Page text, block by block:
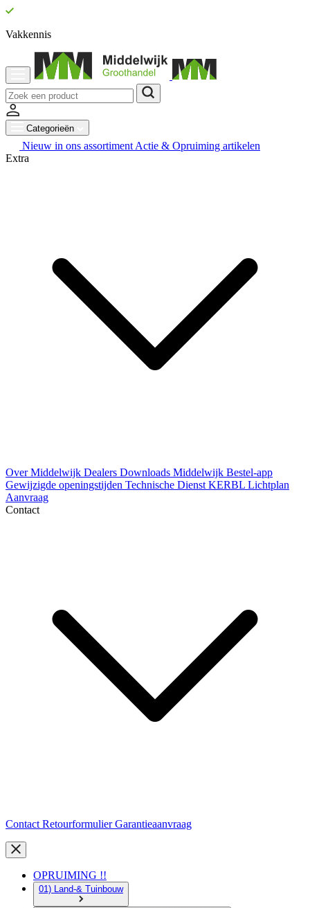
Vakkennis
Categorieën
Nieuw in ons assortiment Actie & Opruiming artikelen
Extra
Over Middelwijk Dealers Downloads Middelwijk Bestel-app
Gewijzigde openingstijden Technische Dienst KERBL Lichtplan
Aanvraag
Contact
Contact RetourformulierGarantieaanvraag
OPRUIMING !!
01) Land-& Tuinbouw